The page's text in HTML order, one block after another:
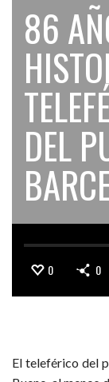
86
DEL
0 0
El teleférico del